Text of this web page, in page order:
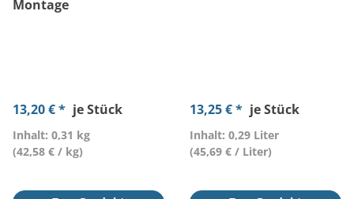
Montage
13,20 € * je Stück
Inhalt: 0,31 kg
(42,58 € / kg)
13,25 € * je Stück
Inhalt: 0,29 Liter
(45,69 € / Liter)